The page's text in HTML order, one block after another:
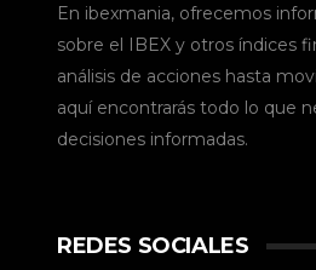
En ibexmania, ofrecemos
sobre el IBEX y otros índices
análisis de acciones hasta
aquí encontrarás todo lo que
decisiones informadas.
REDES SOCIALES